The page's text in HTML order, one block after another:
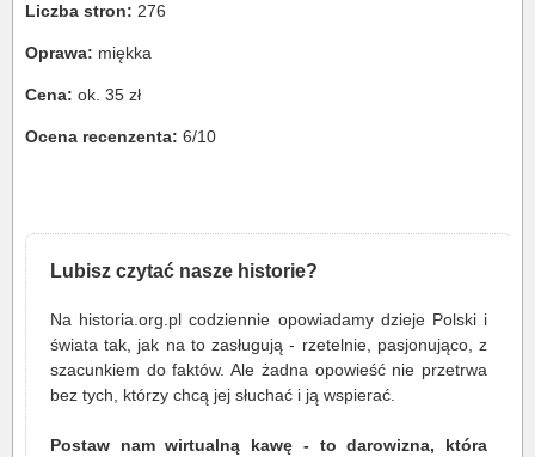
Liczba stron: 276
Oprawa: miękka
Cena: ok. 35 zł
Ocena recenzenta: 6/10
Lubisz czytać nasze historie?
Na historia.org.pl codziennie opowiadamy dzieje Polski i
świata tak, jak na to zasługują - rzetelnie, pasjonująco, z
szacunkiem do faktów. Ale żadna opowieść nie przetrwa
bez tych, którzy chcą jej słuchać i ją wspierać.
Postaw nam wirtualną kawę - to darowizna, która